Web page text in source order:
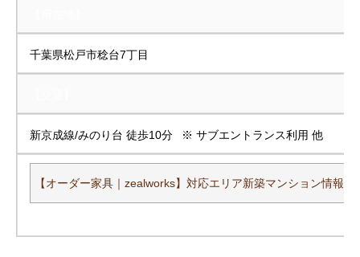
千葉県松戸市稔台7丁目
新京成線/みのり台 徒歩10分 ※ サブエントランス利用 他
【オーダー家具｜zealworks】対応エリア新築マンション情報一